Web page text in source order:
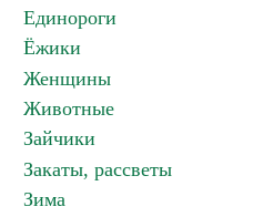
Единороги
Ёжики
Женщины
Животные
Зайчики
Закаты, рассветы
Зима